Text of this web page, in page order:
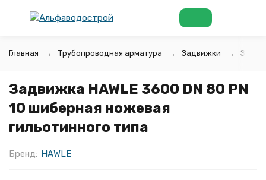
Главная Трубопроводная арматура Задвижки
Задвижка HAWLE 3600 DN 80 PN
10 шиберная ножевая
гильотинного типа
Бренд: HAWLE